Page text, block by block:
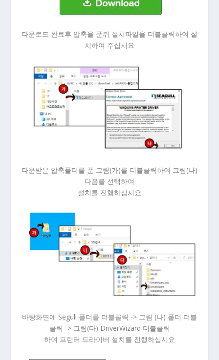
다운로드 완료후 압축을 푼뒤 설치파일을 더블클릭하여 설
치하여 주십시요
다운받은 압축풀더를 푼 그림(가)를 더블클릭하여 그림(나)
다음을 선택하여
설치를 진행하십시요
바탕화면에 Segull 폴더를 더블클릭 -> 그림 (나) 폴더 더블
클릭 -> 그림(다) DriverWizard 더블클릭
하여 프린터 드라이버 설치를 진행하십시요